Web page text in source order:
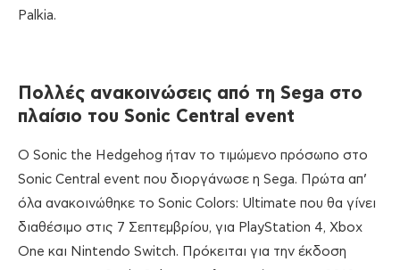
Palkia.
Πολλές ανακοινώσεις από τη Sega στο
πλαίσιο του Sonic Central event
O Sonic the Hedgehog ήταν το τιμώμενο πρόσωπο στο
Sonic Central event που διοργάνωσε η Sega. Πρώτα απ’
όλα ανακοινώθηκε το Sonic Colors: Ultimate που θα γίνει
διαθέσιμο στις 7 Σεπτεμβρίου, για PlayStation 4, Xbox
One και Nintendo Switch. Πρόκειται για την έκδοση